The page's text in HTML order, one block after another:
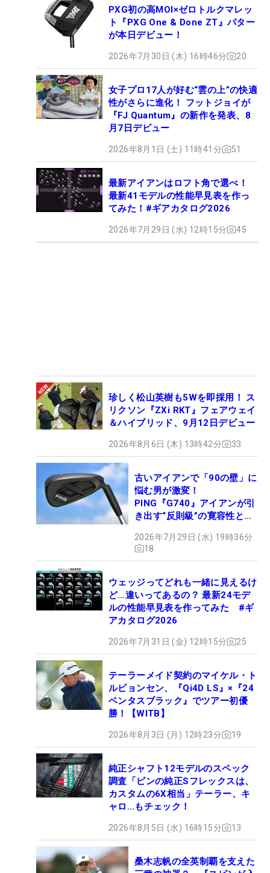
PXG初の高MOI×ゼロトルクマレッ
ト『PXG One & Done ZT』パター
が本日デビュー！
2026年7月30日 (木) 16時46分 20
女子プロ17人が好む“雲の上”の快適
性がさらに進化！ フットジョイが
『FJ Quantum』の新作を発表、8
月7日デビュー
2026年8月1日 (土) 11時41分 51
最新アイアンはロフト角で選べ！
最新41モデルの性能早見表を作っ
てみた！#ギアカタログ2026
2026年7月29日 (水) 12時15分 45
珍しく松山英樹も5Wを即採用！ ス
リクソン『ZXi RKT』フェアウェイ
＆ハイブリッド、9月12日デビュー
2026年8月6日 (木) 13時42分 33
古いアイアンで「90の壁」に
悩む男が激変！
PING『G740』アイアンが引
き出す“反則級”の寛容性と飛
2026年7月29日 (水) 19時36分
18
ウェッジってどれも一緒に見えるけ
ど…違いってあるの？ 最新24モデ
ルの性能早見表を作ってみた #ギ
アカタログ2026
2026年7月31日 (金) 12時15分 25
テーラーメイド契約のマイケル・ト
ルビョンセン、『Qi4D LS』×『24
ベンタスブラック』でツアー初優
勝！【WITB】
2026年8月3日 (月) 12時23分 19
純正シャフト12モデルのスペック
調査「ピンの純正Sフレックスは、
カスタムの6X相当」テーラー、キ
ャロ…もチェック！
2026年8月5日 (水) 16時15分 13
桑木志帆の全英制覇を支えた